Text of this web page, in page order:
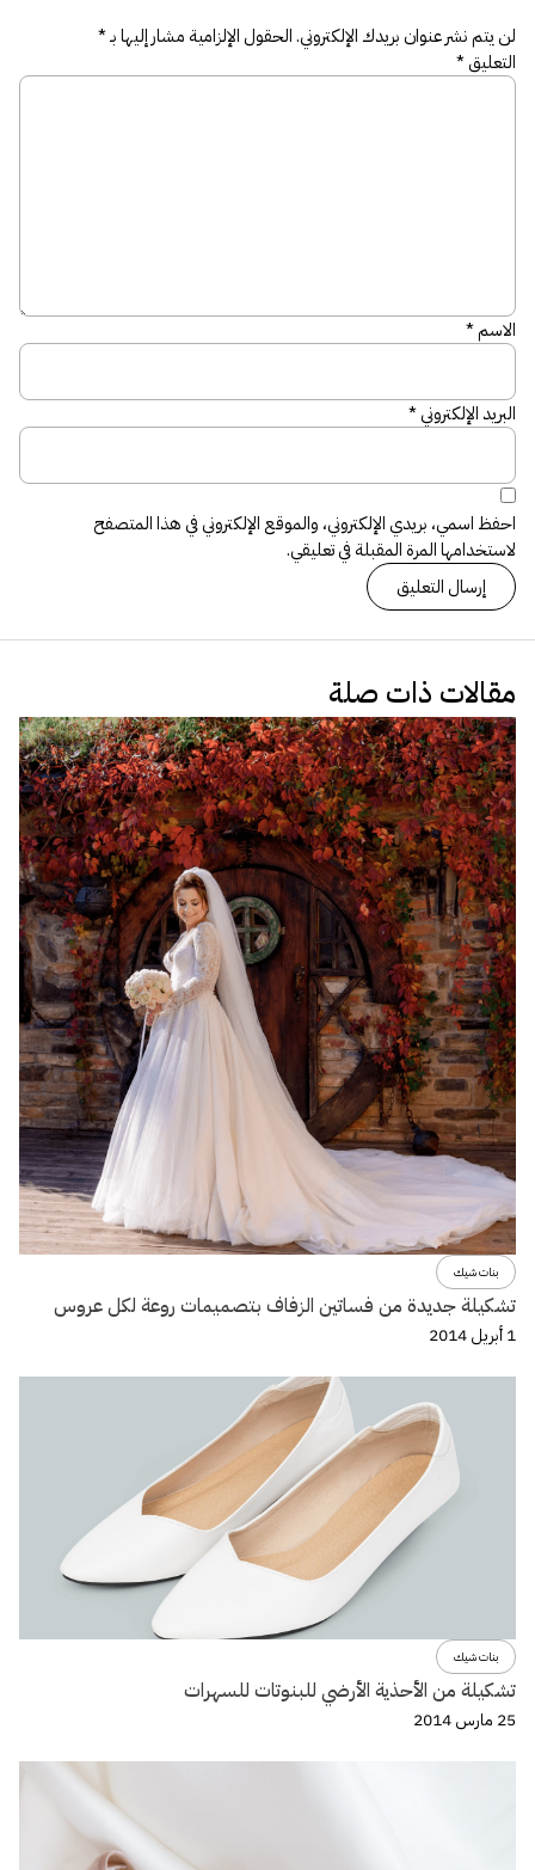
لن يتم نشر عنوان بريدك الإلكتروني.الحقول الإلزامية مشار إليها بـ*
التعليق*
الاسم*
البريد الإلكتروني*
احفظ اسمي، بريدي الإلكتروني، والموقع الإلكتروني في هذا المتصفح
لاستخدامها المرة المقبلة في تعليقي.
مقالات ذات صلة
بنات شيك
تشكيلة جديدة من فساتين الزفاف بتصميمات روعة لكل عروس
1 أبريل 2014
بنات شيك
تشكيلة من الأحذية الأرضي للبنوتات للسهرات
25 مارس 2014